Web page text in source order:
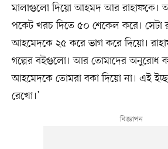
মালাগুলো দিয়ো আহমদ আর রাহাফকে।
পকেট খরচ দিতে ৫০ শেকেল করে।
আহমেদকে ২৫ করে ভাগ করে দিয়ো।
গল্পের বইগুলো। আর তোমাদের অনুরোধ
আহমেদকে তোমরা বকা দিয়ো না। এই
রেখো।’